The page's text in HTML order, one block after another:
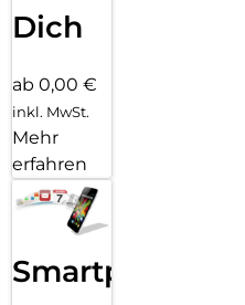
Dich
ab 0,00 €
inkl. MwSt.
Mehr
erfahren
Smartphone